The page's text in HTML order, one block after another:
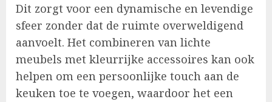
Dit zorgt voor een dynamische en levendige
sfeer zonder dat de ruimte overweldigend
aanvoelt. Het combineren van lichte
meubels met kleurrijke accessoires kan ook
helpen om een persoonlijke touch aan de
keuken toe te voegen, waardoor het een